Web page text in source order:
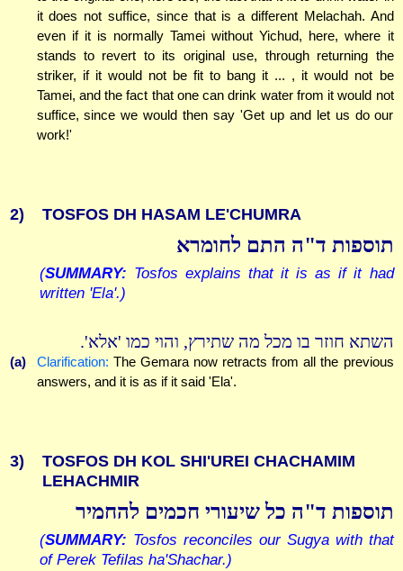
it does not suffice, since that is a different Melachah. And
even if it is normally Tamei without Yichud, here, where it
stands to revert to its original use, through returning the
striker, if it would not be fit to bang it ... , it would not be
Tamei, and the fact that one can drink water from it would not
suffice, since we would then say 'Get up and let us do our
work!'
2) TOSFOS DH HASAM LE'CHUMRA
תוספות ד"ה התם לחומרא
(SUMMARY: Tosfos explains that it is as if it had
written 'Ela'.)
השתא חוזר בו מכל מה שתירץ, והוי כמו 'אלא'.
(a) Clarification: The Gemara now retracts from all the previous
answers, and it is as if it said 'Ela'.
3)
TOSFOS DH KOL SHI'UREI CHACHAMIM
LEHACHMIR
תוספות ד"ה כל שיעורי חכמים להחמיר
(SUMMARY: Tosfos reconciles our Sugya with that
of Perek Tefilas ha'Shachar.)